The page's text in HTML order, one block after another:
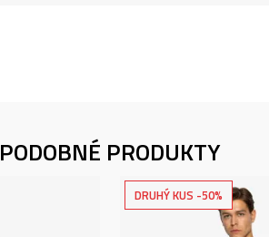
PODOBNÉ PRODUKTY
DRUHÝ KUS -50%